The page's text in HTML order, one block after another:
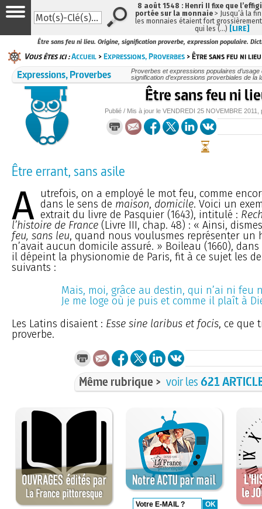
Être sans feu ni lieu. Origine, signification proverbe, expression populaire.
Vous êtes ici :Accueil >Expressions, Proverbes > Être sans feu ni lieu
Expressions, Proverbes
Proverbes et expressions populaires d’usage
signification d’expressions proverbiales de la
Être sans feu ni
Publié / Mis à jour le VENDREDI 25 NOVEMBRE 2011
Être errant, sans asile
A utrefois, on a employé le mot feu, comme
dans le sens de maison, domicile. Voici un
extrait du livre de Pasquier (1643), intitulé :
l’histoire de France (Livre III, chap. 48) : « Ainsi,
feu, sans leu, quand nous voulusmes représenter un
n’avait aucun domicile assuré. » Boileau (1660),
il dépeint la physionomie de Paris, fit à ce sujet les
suivants :
Mais, moi, grâce au destin, qui n’ai ni feu
Je me loge où je puis et comme il plaît à
Les Latins disaient : Esse sine laribus et focis, ce que
proverbe.
Même rubrique > voir les621
8 août 1548 : Henri II fixe que
portée sur la monnaie > Jusqu’à la
les monnaies étaient fort
qui les (…) [LIRE]